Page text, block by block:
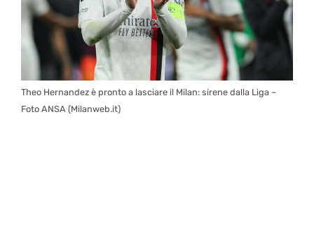
Theo Hernandez è pronto a lasciare il Milan: sirene dalla Liga –
Foto ANSA (Milanweb.it)